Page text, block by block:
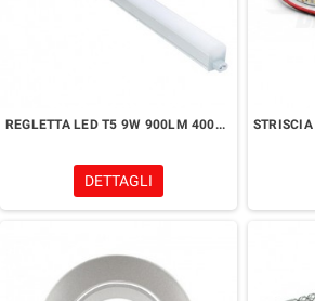
REGLETTA LED T5 9W 900LM 4000K
DETTAGLI